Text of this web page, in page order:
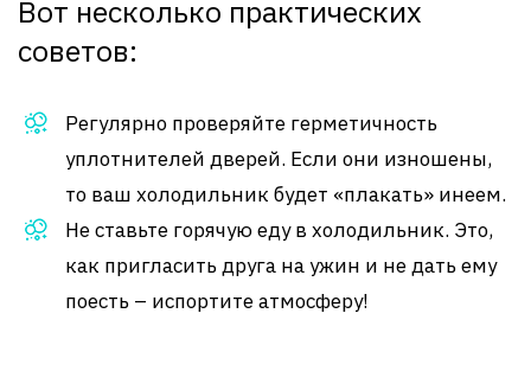
Вот несколько практических
советов:
Регулярно проверяйте герметичность
уплотнителей дверей. Если они изношены,
то ваш холодильник будет «плакать» инеем.
Не ставьте горячую еду в холодильник. Это,
как пригласить друга на ужин и не дать ему
поесть – испортите атмосферу!